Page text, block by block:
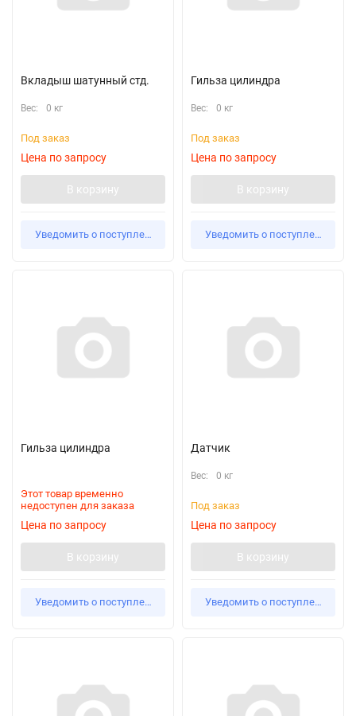
Вкладыш шатунный стд.
Вес: 0 кг
Под заказ
Цена по запросу
В корзину
Уведомить о поступлении
Гильза цилиндра
Вес: 0 кг
Под заказ
Цена по запросу
В корзину
Уведомить о поступлении
Гильза цилиндра
Этот товар временно
недоступен для заказа
Цена по запросу
В корзину
Уведомить о поступлении
Датчик
Вес: 0 кг
Под заказ
Цена по запросу
В корзину
Уведомить о поступлении